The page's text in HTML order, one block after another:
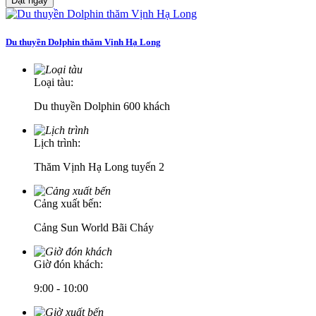
Du thuyền Dolphin thăm Vịnh Hạ Long
Loại tàu:
Du thuyền Dolphin 600 khách
Lịch trình:
Thăm Vịnh Hạ Long tuyến 2
Cảng xuất bến:
Cảng Sun World Bãi Cháy
Giờ đón khách:
9:00 - 10:00